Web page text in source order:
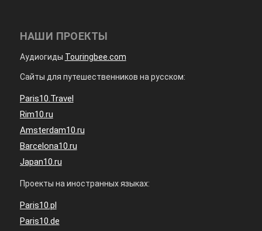
НАШИ ПРОЕКТЫ
Аудиогиды Touringbee.com
Сайты для путешественников на русском:
Paris10.Travel
Rim10.ru
Amsterdam10.ru
Barcelona10.ru
Japan10.ru
Проекты на иностранных языках:
Paris10.pl
Paris10.de